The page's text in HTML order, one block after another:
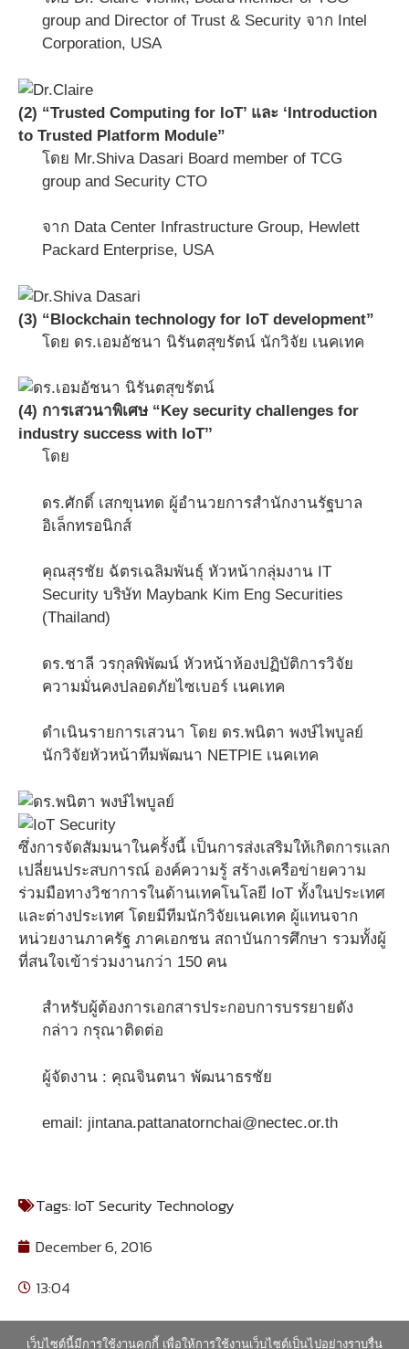
group and Director of Trust & Security จาก Intel
Corporation, USA
(2) “Trusted Computing for IoT’ และ ‘Introduction
to Trusted Platform Module”
โดย Mr.Shiva Dasari Board member of TCG
group and Security CTO
จาก Data Center Infrastructure Group, Hewlett
Packard Enterprise, USA
(3) “Blockchain technology for IoT development”
โดย ดร.เอมอัชนา นิรันตสุขรัตน์ นักวิจัย เนคเทค
(4) การเสวนาพิเศษ “Key security challenges for
industry success with IoT’’
โดย
ดร.ศักดิ์ เสกขุนทด ผู้อำนวยการสำนักงานรัฐบาล
อิเล็กทรอนิกส์
คุณสุรชัย ฉัตรเฉลิมพันธุ์ หัวหน้ากลุ่มงาน IT
Security บริษัท Maybank Kim Eng Securities
(Thailand)
ดร.ชาลี วรกุลพิพัฒน์ หัวหน้าห้องปฏิบัติการวิจัย
ความมั่นคงปลอดภัยไซเบอร์ เนคเทค
ดำเนินรายการเสวนา โดย ดร.พนิตา พงษ์ไพบูลย์
นักวิจัยหัวหน้าทีมพัฒนา NETPIE เนคเทค
ซึ่งการจัดสัมมนาในครั้งนี้ เป็นการส่งเสริมให้เกิดการแลก
เปลี่ยนประสบการณ์ องค์ความรู้ สร้างเครือข่ายความ
ร่วมมือทางวิชาการในด้านเทคโนโลยี IoT ทั้งในประเทศ
และต่างประเทศ โดยมีทีมนักวิจัยเนคเทค ผู้แทนจาก
หน่วยงานภาครัฐ ภาคเอกชน สถาบันการศึกษา รวมทั้งผู้
ที่สนใจเข้าร่วมงานกว่า 150 คน
สำหรับผู้ต้องการเอกสารประกอบการบรรยายดัง
กล่าว กรุณาติดต่อ
ผู้จัดงาน : คุณจินตนา พัฒนาธรชัย
email: jintana.pattanatornchai@nectec.or.th
Tags:IoT Security Technology
December 6, 2016
13:04
เว็บไซต์นี้มีการใช้งานคุกกี้ เพื่อให้การใช้งานเว็บไซต์เป็นไปอย่างราบรื่น